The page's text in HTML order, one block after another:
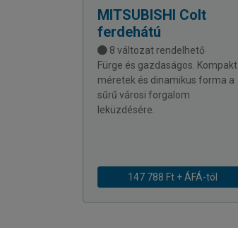
MITSUBISHI Colt
ferdehátú
8 változat rendelhető
Fürge és gazdaságos. Kompakt
méretek és dinamikus forma a
sűrű városi forgalom
leküzdésére.
147 788 Ft + ÁFÁ-tól